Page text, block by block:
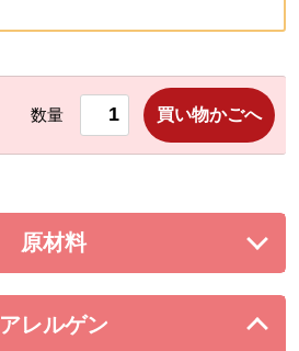
数量 買い物かごへ
原材料を展開する。
アレルゲン
を閉じる。